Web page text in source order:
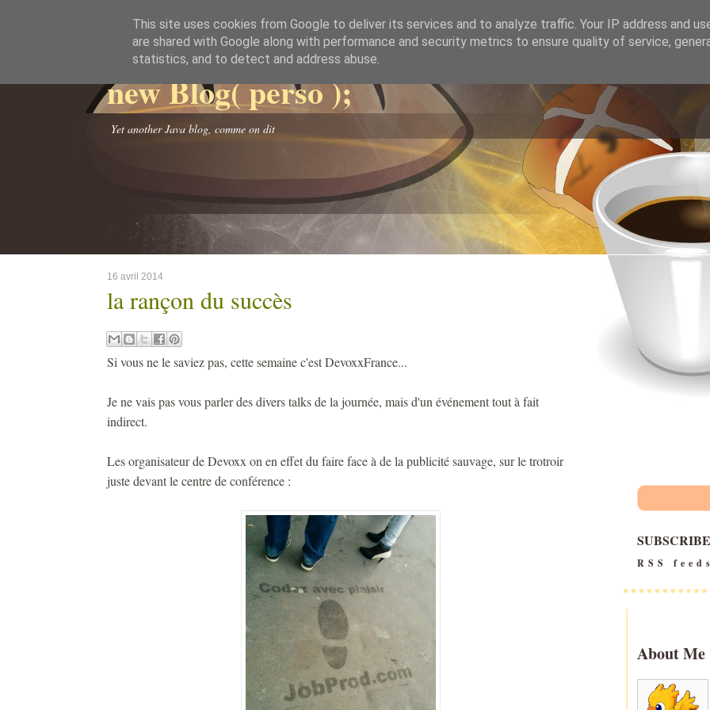
new Blog( perso );
Yet another Java blog, comme on dit
16 avril 2014
la rançon du succès
Si vous ne le saviez pas, cette semaine c'est DevoxxFrance...
Je ne vais pas vous parler des divers talks de la journée, mais d'un événement tout à fait
indirect.
Les organisateur de Devoxx on en effet du faire face à de la publicité sauvage, sur le trotroir
juste devant le centre de conférence :
SUBSCRIBE
RSS
About Me
This site uses cookies from Google to deliver its services and to analyze traffic. Your IP address and
are shared with Google along with performance and security metrics to ensure quality of service,
statistics, and to detect and address abuse.